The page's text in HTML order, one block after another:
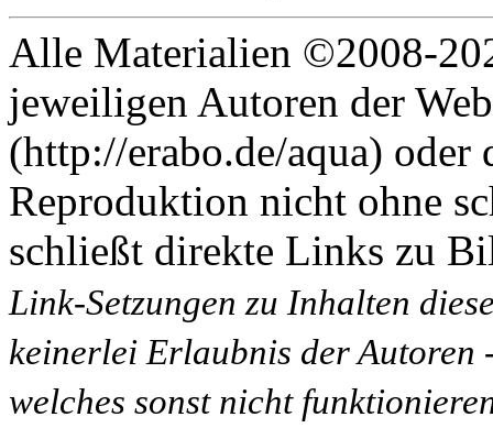
Alle Materialien ©2008-
jeweiligen Autoren der
(http://erabo.de/aqua) oder
Reproduktion nicht ohne
schließt direkte Links zu
Link-Setzungen zu Inhalten
keinerlei Erlaubnis der Autoren
welches sonst nicht